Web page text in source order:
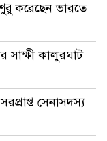
শুরু করেছেন ভারতে
সাক্ষী কালুরঘাট
সেনাসদস্য